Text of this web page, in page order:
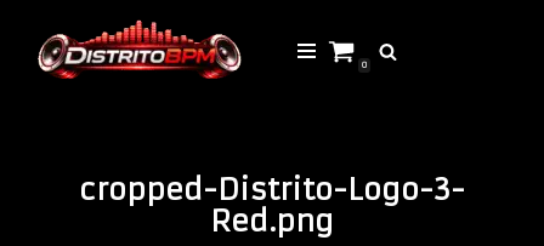
Saltar
0
cropped-Distrito-Logo-3-
Red.png